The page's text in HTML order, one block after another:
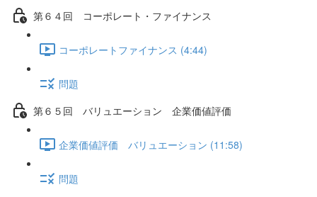
第６４回 コーポレート・ファイナンス
コーポレートファイナンス (4:44)
問題
第６５回 バリュエーション 企業価値評価
企業価値評価 バリュエーション (11:58)
問題